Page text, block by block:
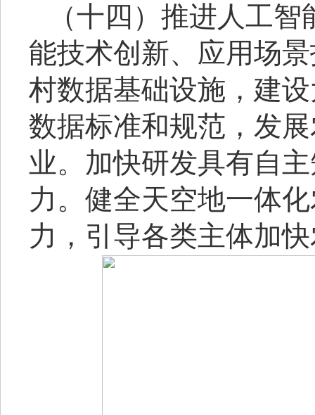
（十四）推进人工
能技术创新、应用场
村数据基础设施，建
数据标准和规范，发
业。加快研发具有自
力。健全天空地一体
力，引导各类主体加